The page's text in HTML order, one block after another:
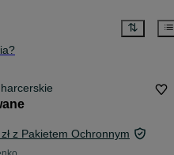
z Pakietem Ochronnym